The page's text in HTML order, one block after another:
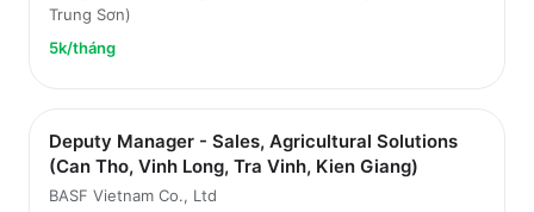
Trung Sơn)
5k/tháng
Deputy Manager - Sales, Agricultural Solutions
(Can Tho, Vinh Long, Tra Vinh, Kien Giang)
BASF Vietnam Co., Ltd